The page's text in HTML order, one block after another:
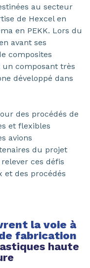
au secteur
de Hexcel en
en PEKK. Lors du
avant ses
composites
composant très
développé dans
des procédés de
et flexibles
avions
du projet
ces défis
et des procédés
la voie à
fabrication
haute